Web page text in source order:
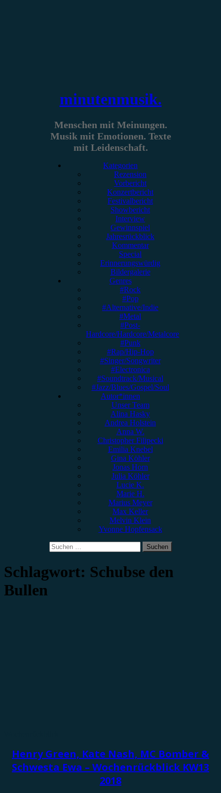
minutenmusik.
Menschen mit Meinungen.
Musik mit Emotionen. Texte
mit Leidenschaft.
Kategorien
Rezension
Vorbericht
Konzertbericht
Festivalbericht
Showbericht
Interview
Gewinnspiel
Jahresrückblick
Kommentar
Special
Erinnerungswürdig
Bildergalerie
Genres
#Rock
#Pop
#Alternative/Indie
#Metal
#Post-
Hardcore/Hardcore/Metalcore
#Punk
#Rap/Hip-Hop
#Singer/Songwriter
#Electronica
#Soundtrack/Musical
#Jazz/Blues/Gospel/Soul
Autor*innen
Unser Team
Alina Hasky
Andrea Holstein
Anna W.
Christopher Filipecki
Emilia Knebel
Gina Köhler
Jonas Horn
Julia Köhler
Lucie K.
Marie H.
Marius Meyer
Max Keller
Melvin Klein
Yvonne Hopfensack
Suchen
nach:
Schlagwort: Schubse den
Bullen
Henry Green, Kate Nash, MC Bomber &
Schwesta Ewa – Wochenrückblick KW13
2018